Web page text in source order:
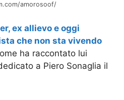
amorosoof/
ex allievo e oggi
che non sta vivendo
ha raccontato lui
a Piero Sonaglia il